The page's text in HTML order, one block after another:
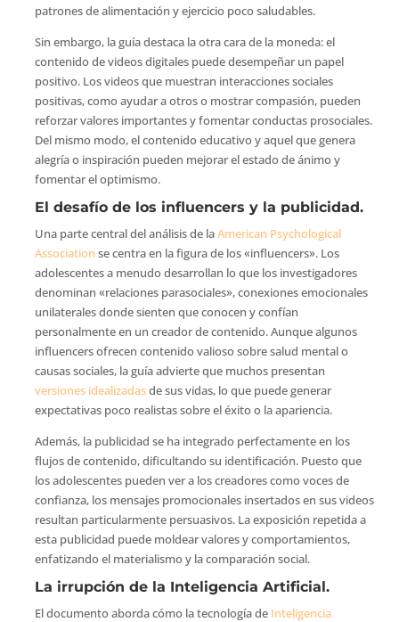
patrones de alimentación y ejercicio poco saludables.
Sin embargo, la guía destaca la otra cara de la moneda: el
contenido de videos digitales puede desempeñar un papel
positivo. Los videos que muestran interacciones sociales
positivas, como ayudar a otros o mostrar compasión, pueden
reforzar valores importantes y fomentar conductas prosociales.
Del mismo modo, el contenido educativo y aquel que genera
alegría o inspiración pueden mejorar el estado de ánimo y
fomentar el optimismo.
El desafío de los influencers y la publicidad.
Una parte central del análisis de laAmerican Psychological
Association se centra en la figura de los «influencers». Los
adolescentes a menudo desarrollan lo que los investigadores
denominan «relaciones parasociales», conexiones emocionales
unilaterales donde sienten que conocen y confían
personalmente en un creador de contenido. Aunque algunos
influencers ofrecen contenido valioso sobre salud mental o
causas sociales, la guía advierte que muchos presentan
versiones idealizadasde sus vidas, lo que puede generar
expectativas poco realistas sobre el éxito o la apariencia.
Además, la publicidad se ha integrado perfectamente en los
flujos de contenido, dificultando su identificación. Puesto que
los adolescentes pueden ver a los creadores como voces de
confianza, los mensajes promocionales insertados en sus videos
resultan particularmente persuasivos. La exposición repetida a
esta publicidad puede moldear valores y comportamientos,
enfatizando el materialismo y la comparación social.
La irrupción de la Inteligencia Artificial.
El documento aborda cómo la tecnología de Inteligencia